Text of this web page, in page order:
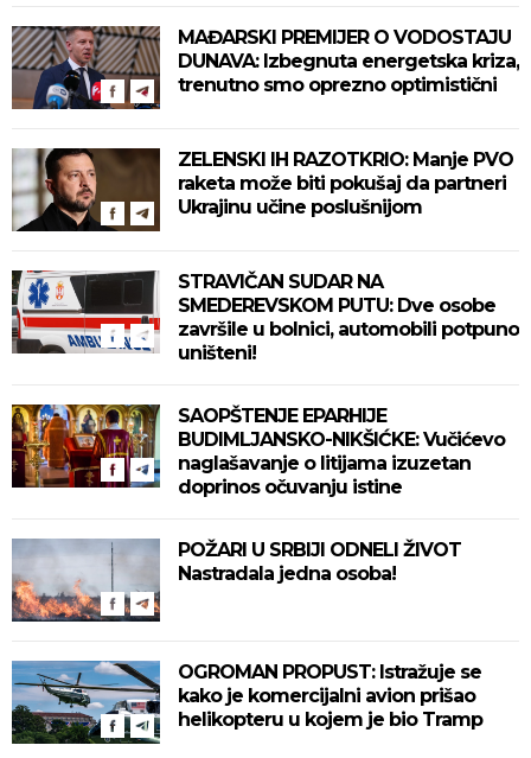
MAĐARSKI PREMIJER O VODOSTAJU
DUNAVA: Izbegnuta energetska kriza,
trenutno smo oprezno optimistični
ZELENSKI IH RAZOTKRIO: Manje PVO
raketa može biti pokušaj da partneri
Ukrajinu učine poslušnijom
STRAVIČAN SUDAR NA
SMEDEREVSKOM PUTU: Dve osobe
završile u bolnici, automobili potpuno
uništeni!
SAOPŠTENJE EPARHIJE
BUDIMLJANSKO-NIKŠIĆKE: Vučićevo
naglašavanje o litijama izuzetan
doprinos očuvanju istine
POŽARI U SRBIJI ODNELI ŽIVOT
Nastradala jedna osoba!
OGROMAN PROPUST: Istražuje se
kako je komercijalni avion prišao
helikopteru u kojem je bio Tramp